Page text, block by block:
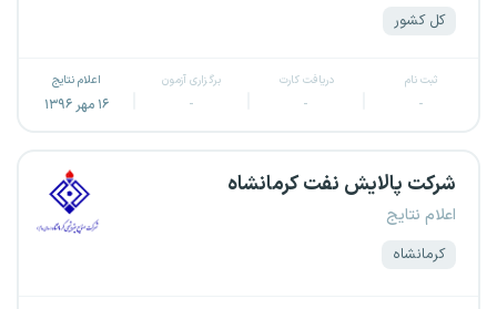
کل کشور
ثبت نام
-
دریافت کارت
-
برگزاری آزمون
-
اعلام نتایج
۱۶ مهر ۱۳۹۶
شرکت پالایش نفت کرمانشاه
اعلام نتایج
کرمانشاه